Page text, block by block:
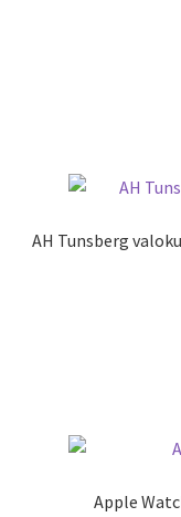
AH Tunsberg
Apple